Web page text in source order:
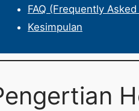
FAQ (Frequently
Kesimpulan